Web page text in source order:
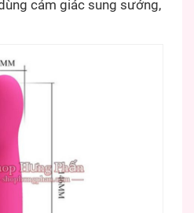
cảm giác sung sướng,